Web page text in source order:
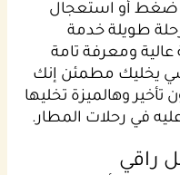
ضغط أو استعجال
طويلة خدمة
ومعرفة تامة
يخليك مطمئن إنك
وهالميزة تخليها
في رحلات المطار.
راقي